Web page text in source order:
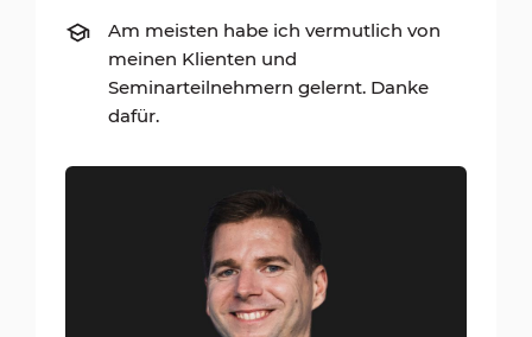
Am meisten habe ich vermutlich von
meinen Klienten und
Seminarteilnehmern gelernt. Danke
dafür.